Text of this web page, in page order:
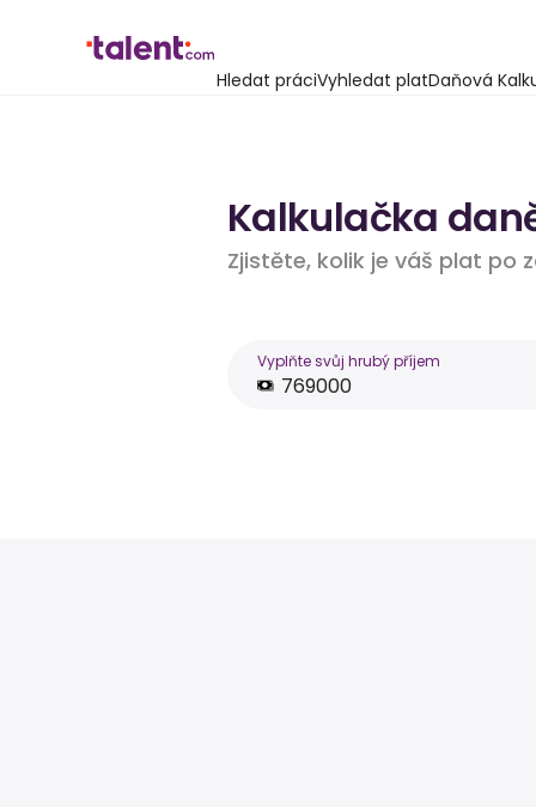
Hledat práciVyhledat platDaňová
Kalkulačka
Zjistěte, kolik je váš plat po
Vyplňte svůj hrubý příjem